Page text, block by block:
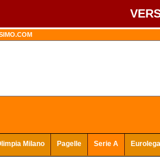
Milano Pagelle Serie A Eurolega